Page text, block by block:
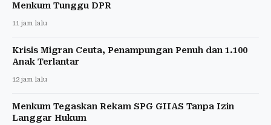
Menkum Tunggu DPR
11 jam lalu
Krisis Migran Ceuta, Penampungan Penuh dan 1.100
Anak Terlantar
12 jam lalu
Menkum Tegaskan Rekam SPG GIIAS Tanpa Izin
Langgar Hukum